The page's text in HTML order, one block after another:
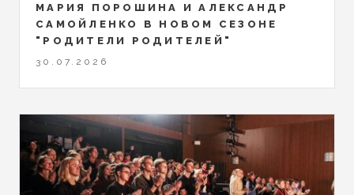
МАРИЯ ПОРОШИНА И АЛЕКСАНДР
САМОЙЛЕНКО В НОВОМ СЕЗОНЕ
"РОДИТЕЛИ РОДИТЕЛЕЙ"
30.07.2026